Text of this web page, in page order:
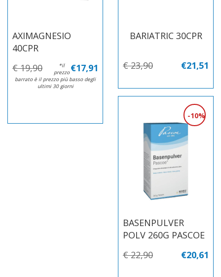
AXIMAGNESIO
40CPR
€ 19,90 €17,91
*il
prezzo
barrato è il prezzo più basso degli
ultimi 30 giorni
BARIATRIC 30CPR
€ 23,90 €21,51
BASENPULVER
POLV 260G PASCOE
10%
€ 22,90 €20,61